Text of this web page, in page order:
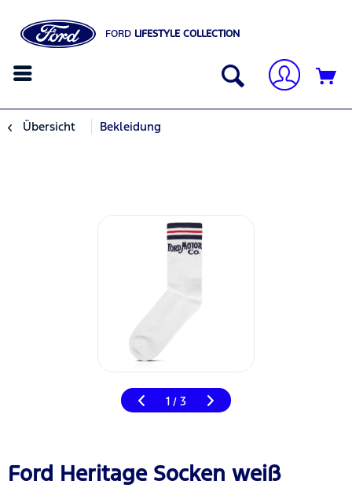
FORD LIFESTYLE COLLECTION
Übersicht Bekleidung
1 / 3
Ford Heritage Socken weiß